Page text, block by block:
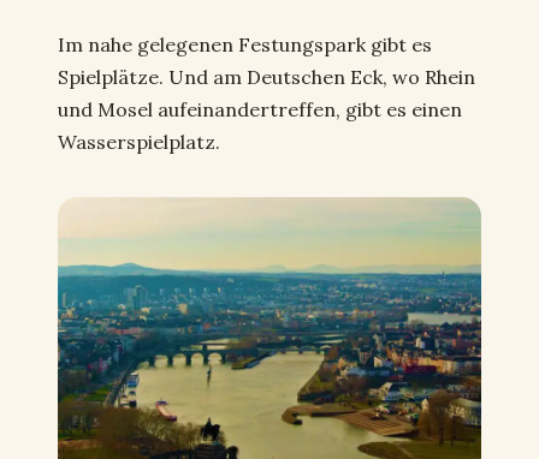
Im nahe gelegenen Festungspark gibt es
Spielplätze. Und am Deutschen Eck, wo Rhein
und Mosel aufeinandertreffen, gibt es einen
Wasserspielplatz.